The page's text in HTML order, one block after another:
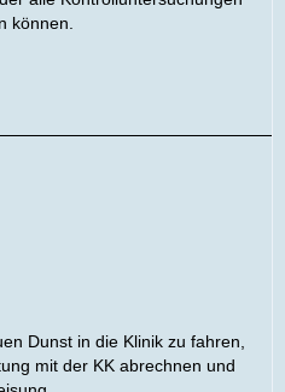
können.
Dunst in die Klinik zu fahren,
mit der KK abrechnen und